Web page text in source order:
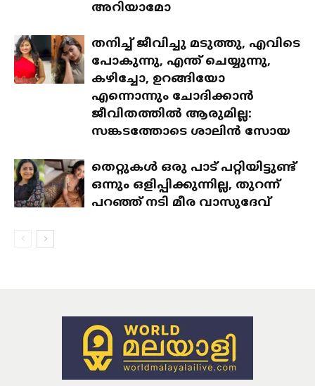
അറിയാമോ
തനിച്ച് ജീവിച്ചു മടുത്തു, എവിടെ
പോകുന്നു, എന്ത് ചെയ്യുന്നു,
കഴിച്ചോ, ഉറങ്ങിയോ
എന്നൊന്നും ചോദിക്കാൻ
ജീവിതത്തിൽ ആരുമില്ല:
സങ്കടത്തോടെ ശാലിൻ സോയ
തെറ്റുകൾ ഒരു പാട് പറ്റിയിട്ടുണ്ട്
ഒന്നും ഒളിപ്പിക്കുന്നില്ല, തുറന്ന്
പറഞ്ഞ് നടി മീര വാസുദേവ്